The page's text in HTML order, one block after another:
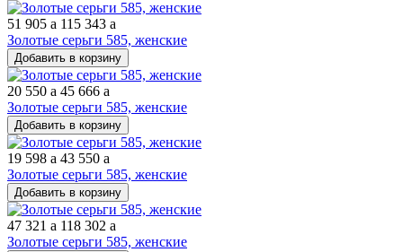
51 905 a 115 343 a
Золотые серьги 585, женские
Добавить в корзину
20 550 a 45 666 a
Золотые серьги 585, женские
Добавить в корзину
19 598 a 43 550 a
Золотые серьги 585, женские
Добавить в корзину
47 321 a 118 302 a
Золотые серьги 585, женские